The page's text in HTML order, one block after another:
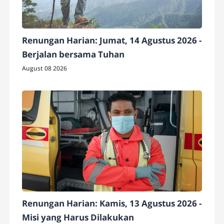
Renungan Harian: Jumat, 14 Agustus 2026 -
Berjalan bersama Tuhan
August 08 2026
Renungan Harian: Kamis, 13 Agustus 2026 -
Misi yang Harus Dilakukan